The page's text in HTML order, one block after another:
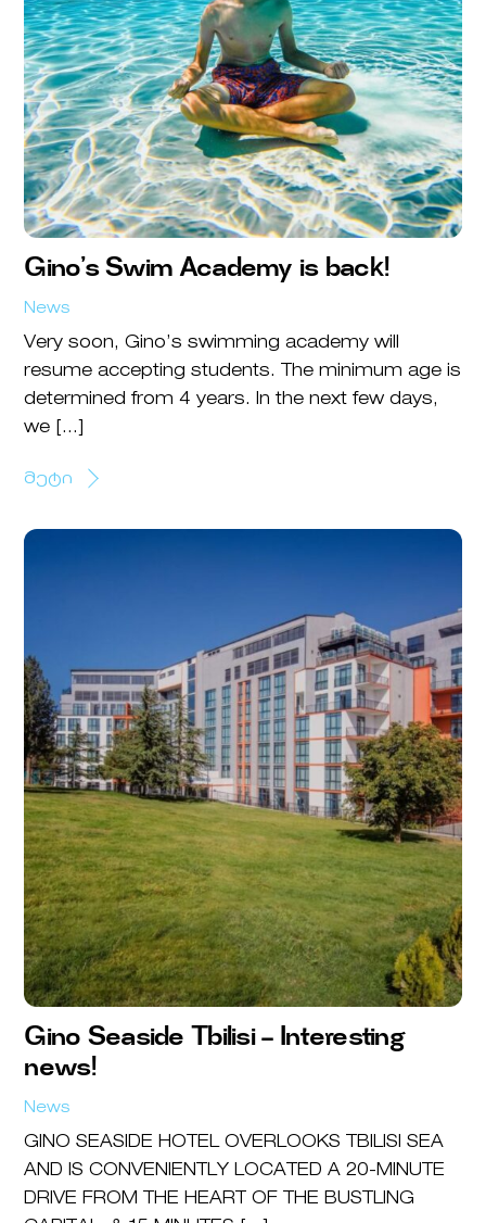
Gino’s Swim Academy is back!
News
Very soon, Gino’s swimming academy will
resume accepting students. The minimum age is
determined from 4 years. In the next few days,
we […]
მეტი
Gino Seaside Tbilisi – Interesting
news!
News
GINO SEASIDE HOTEL OVERLOOKS TBILISI SEA
AND IS CONVENIENTLY LOCATED A 20-MINUTE
DRIVE FROM THE HEART OF THE BUSTLING